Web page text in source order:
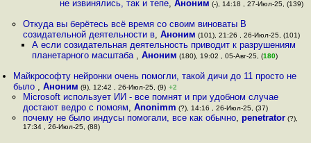
не извинялись, так и тепе, Аноним (-), 14:18 , 27-Июл-25, (139)
Откуда вы берётесь всё время со своим виноваты В
созидательной деятельности в, Аноним (101), 21:26 , 26-Июл-25, (101)
А если созидательная деятельность приводит к разрушениям
планетарного масштаба , Аноним (180), 19:02 , 05-Авг-25, (180)
Майкрософту нейронки очень помогли, такой дичи до 11 просто не
было ,Аноним (9), 12:42 , 26-Июл-25, (9) +2
Microsoft использует ИИ - все помнят и при удобном случае
достают ведро с помоям, Anonimm (?), 14:16 , 26-Июл-25, (37)
почему не было индусы помогали, все как обычно, penetrator(?),
17:34 , 26-Июл-25, (88)